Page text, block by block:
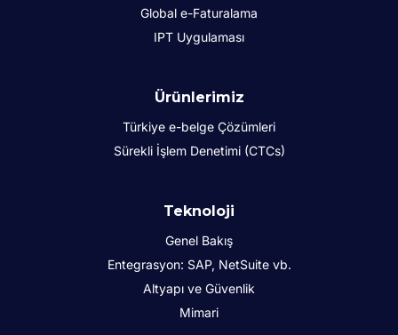
Global e-Faturalama
IPT Uygulaması
Ürünlerimiz
Türkiye e-belge Çözümleri
Sürekli İşlem Denetimi (CTCs)
Teknoloji
Genel Bakış
Entegrasyon: SAP, NetSuite vb.
Altyapı ve Güvenlik
Mimari